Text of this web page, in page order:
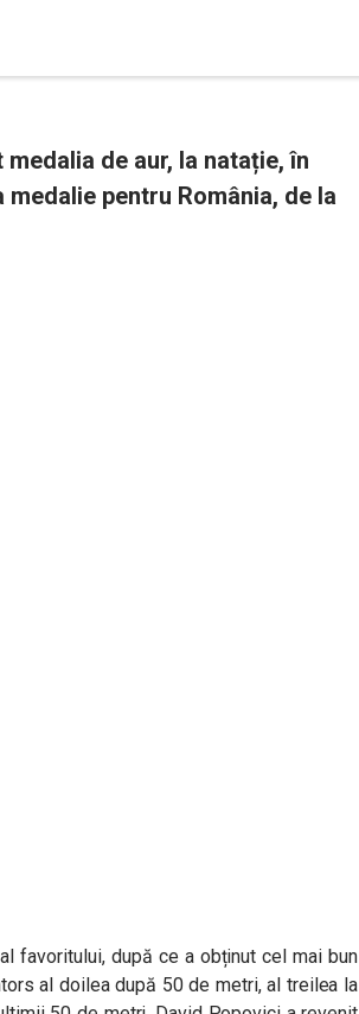
de aur, la natație, în
pentru România, de la
favoritului, după ce a obținut cel mai bun
al doilea după 50 de metri, al treilea la